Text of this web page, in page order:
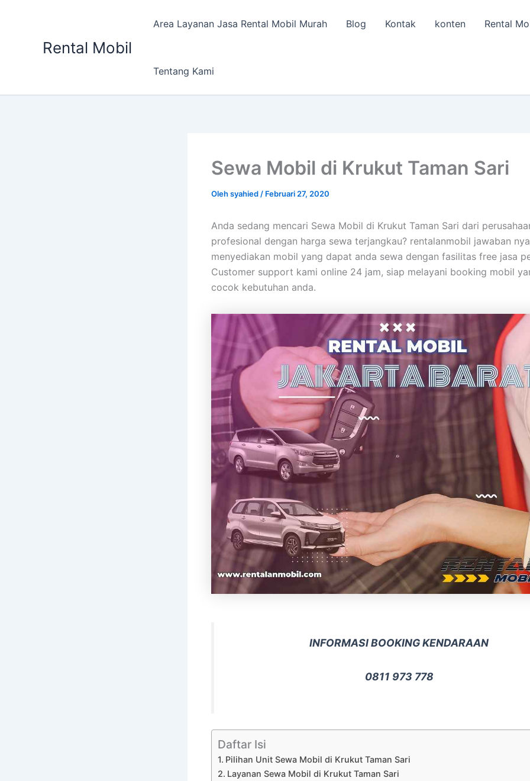
Rental Mobil
Area Layanan Jasa Rental Mobil Murah Blog Kontak konten Rental
Tentang Kami
Sewa Mobil di Krukut Taman Sari
Olehsyahied / Februari 27, 2020
Anda sedang mencari Sewa Mobil di Krukut Taman Sari dari
profesional dengan harga sewa terjangkau? rentalanmobil jawaban
menyediakan mobil yang dapat anda sewa dengan fasilitas free jasa
Customer support kami online 24 jam, siap melayani booking mobil
cocok kebutuhan anda.
INFORMASI BOOKING KENDARAAN
0811 973 778
Daftar Isi
Pilihan Unit Sewa Mobil di Krukut Taman Sari
Layanan Sewa Mobil di Krukut Taman Sari